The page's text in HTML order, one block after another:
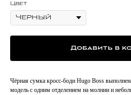
Цвет
Добавить в
Чёрная сумка кросс-боди Hugo Boss
модель с одним отделением на молнии и